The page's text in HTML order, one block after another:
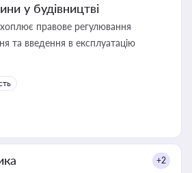
у будівництві
правове регулювання
та введення в експлуатацію
+2